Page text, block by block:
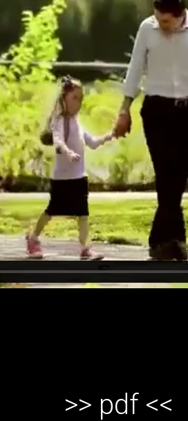
>> pdf <<